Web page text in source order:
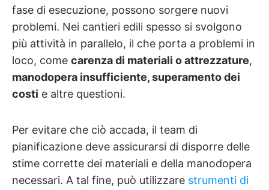
fase di esecuzione, possono sorgere nuovi
problemi. Nei cantieri edili spesso si svolgono
più attività in parallelo, il che porta a problemi in
loco, come carenza di materiali o attrezzature,
manodopera insufficiente, superamento dei
costi e altre questioni.
Per evitare che ciò accada, il team di
pianificazione deve assicurarsi di disporre delle
stime corrette dei materiali e della manodopera
necessari. A tal fine, può utilizzare strumenti di